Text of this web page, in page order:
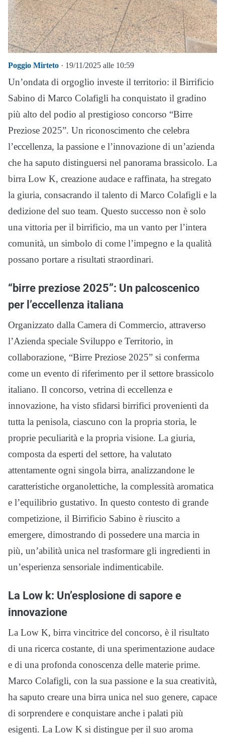
Poggio Mirteto · 19/11/2025 alle 10:59
Un’ondata di orgoglio investe il territorio: il Birrificio
Sabino di Marco Colafigli ha conquistato il gradino
più alto del podio al prestigioso concorso “Birre
Preziose 2025”. Un riconoscimento che celebra
l’eccellenza, la passione e l’innovazione di un’azienda
che ha saputo distinguersi nel panorama brassicolo. La
birra Low K, creazione audace e raffinata, ha stregato
la giuria, consacrando il talento di Marco Colafigli e la
dedizione del suo team. Questo successo non è solo
una vittoria per il birrificio, ma un vanto per l’intera
comunità, un simbolo di come l’impegno e la qualità
possano portare a risultati straordinari.
“birre preziose 2025”: Un palcoscenico
per l’eccellenza italiana
Organizzato dalla Camera di Commercio, attraverso
l’Azienda speciale Sviluppo e Territorio, in
collaborazione, “Birre Preziose 2025” si conferma
come un evento di riferimento per il settore brassicolo
italiano. Il concorso, vetrina di eccellenza e
innovazione, ha visto sfidarsi birrifici provenienti da
tutta la penisola, ciascuno con la propria storia, le
proprie peculiarità e la propria visione. La giuria,
composta da esperti del settore, ha valutato
attentamente ogni singola birra, analizzandone le
caratteristiche organolettiche, la complessità aromatica
e l’equilibrio gustativo. In questo contesto di grande
competizione, il Birrificio Sabino è riuscito a
emergere, dimostrando di possedere una marcia in
più, un’abilità unica nel trasformare gli ingredienti in
un’esperienza sensoriale indimenticabile.
La Low k: Un’esplosione di sapore e
innovazione
La Low K, birra vincitrice del concorso, è il risultato
di una ricerca costante, di una sperimentazione audace
e di una profonda conoscenza delle materie prime.
Marco Colafigli, con la sua passione e la sua creatività,
ha saputo creare una birra unica nel suo genere, capace
di sorprendere e conquistare anche i palati più
esigenti. La Low K si distingue per il suo aroma